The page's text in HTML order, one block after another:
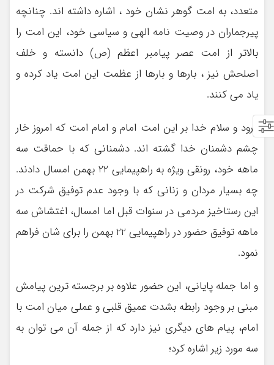
متعدد، به امت گوهر نشان خود ، اشاره داشته اند. چنانچه
پیرجماران در وصیت نامه الهی و سیاسی خود، این امت را
بالاتر از امت عصر پیامبر اعظم (ص) دانسته و خلف
اصلحش نیز ، بارها و بارها از عظمت این امت یاد کرده و
یاد می کنند.
درود و سلام خدا بر این امت امام و امام امت که امروز خار
چشم دشمنان خدا گشته اند. دشمنانی که با حماقت سه
ماهه خود، رونقی ویژه به راهپیمایی 22 بهمن امسال دادند.
چه بسیار مردان و زنانی که با وجود عدم توفیق شرکت در
این رستاخیز مردمی در سنوات قبل اما امسال، اغتشاش سه
ماهه توفیق حضور در راهپیمایی 22 بهمن را برای شان فراهم
نمود.
و اما جمله پایانی، این حضور علاوه بر برجسته ترین پیامش
مبنی بر وجود رابطه بشدت عمیق قلبی و عملی میان امت با
امام، پیام های دیگری نیز دارد که از جمله آن می توان به
سه مورد زیر اشاره کرد؛